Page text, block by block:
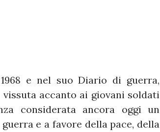
e nel suo Diario di guerra,
accanto ai giovani soldati
considerata ancora oggi un
e a favore della pace, della